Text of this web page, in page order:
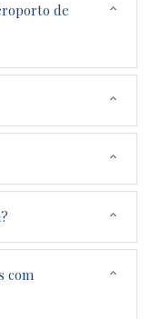
de
com